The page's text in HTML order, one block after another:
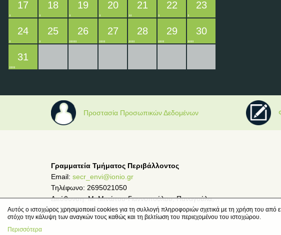
17 18 19 20 21 22 23
24 25 26 27 28 29 30
31
Προστασία Προσωπικών Δεδομένων
Γραμματεία Τμήματος Περιβάλλοντος
Email: secr_envi@ionio.gr
Τηλέφωνο: 2695021050
Διεύθυνση: Μ. Μινώτου-Γιαννοπούλου, Παναγούλα,
29100, Ζάκυνθος
Αυτός ο ιστοχώρος χρησιμοποιεί cookies για τη συλλογή πληροφοριών σχετικά με τη χρήση του από
στόχο την κάλυψη των αναγκών τους καθώς και τη βελτίωση του περιεχομένου του ιστοχώρου.
Περισσότερα